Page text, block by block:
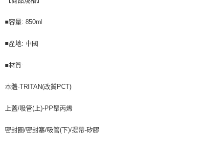
■容量: 850ml
■產地: 中國
■材質:
本體-TRITAN(改質PCT)
上蓋/吸管(上)-PP聚丙烯
密封圈/密封塞/吸管(下)/提帶-矽膠